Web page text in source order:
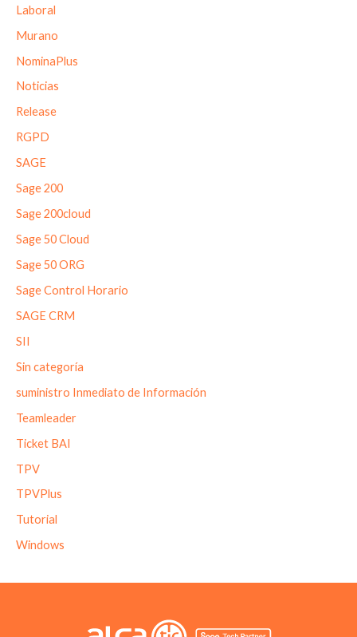
Laboral
Murano
NominaPlus
Noticias
Release
RGPD
SAGE
Sage 200
Sage 200cloud
Sage 50 Cloud
Sage 50 ORG
Sage Control Horario
SAGE CRM
SII
Sin categoría
suministro Inmediato de Información
Teamleader
Ticket BAI
TPV
TPVPlus
Tutorial
Windows